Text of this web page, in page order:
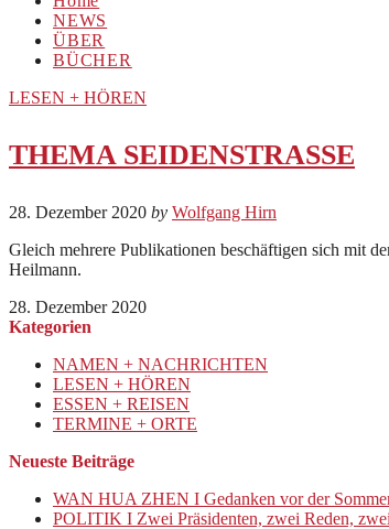
NEWS
ÜBER
BÜCHER
LESEN + HÖREN
THEMA SEIDENSTRASSE
28. Dezember 2020 by Wolfgang Hirn
Gleich mehrere Publikationen beschäftigen sich mit
Heilmann.
28. Dezember 2020
Kategorien
NAMEN + NACHRICHTEN
LESEN + HÖREN
ESSEN + REISEN
TERMINE + ORTE
Neueste Beiträge
WAN HUA ZHEN I Gedanken vor der
POLITIK I Zwei Präsidenten, zwei Reden,